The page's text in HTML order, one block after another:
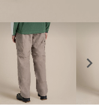
chevron_right